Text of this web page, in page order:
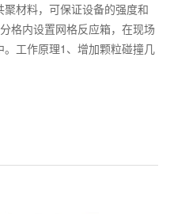
材料，可保证设备的强度和
格内设置网格反应箱，在现场
工作原理1、增加颗粒碰撞几